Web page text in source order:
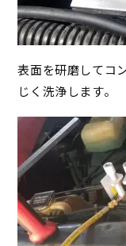
表面を研磨してコ
じく洗浄します。